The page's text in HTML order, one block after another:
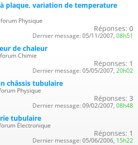
plaque, variation de temperature
Physique
Réponses: 0
Dernier message: 05/11/2007, 08h51
de chaleur
Chimie
Réponses: 1
Dernier message: 05/05/2007, 20h02
châssis tubulaire
Physique
Réponses: 3
Dernier message: 09/02/2007, 08h48
tubulaire
Électronique
Réponses: 1
Dernier message: 05/06/2006, 15h22